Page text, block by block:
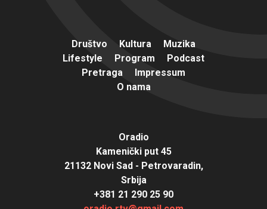
Društvo Kultura
Muzika
Lifestyle
Program
Podcast
Pretraga
Impressum
O nama
Oradio
Kamenički put 45
21132 Novi Sad - Petrovaradin,
Srbija
+381 21 290 25 90